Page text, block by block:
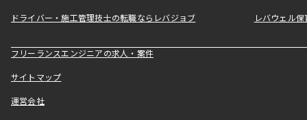
ドライバー・施工管理技士の転職ならレバジョブ レバウェル
フリーランスエンジニアの求人・案件
サイトマップ
運営会社